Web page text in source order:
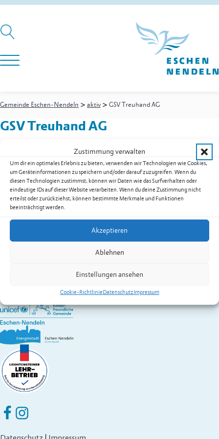
Zustimmung verwalten
Um dir ein optimales Erlebnis zu bieten, verwenden wir Technologien wie Cookies,
um Geräteinformationen zu speichern und/oder darauf zuzugreifen. Wenn du
diesen Technologien zustimmst, können wir Daten wie das Surfverhalten oder
eindeutige IDs auf dieser Website verarbeiten. Wenn du deine Zustimmung nicht
erteilst oder zurückziehst, können bestimmte Merkmale und Funktionen
beeinträchtigt werden.
Akzeptieren
Ablehnen
Einstellungen ansehen
Cookie-RichtlinieDatenschutzImpressum
Gemeinde Eschen-Nendeln > aktiv > GSV Treuhand AG
GSV Treuhand AG
Rheinstrasse 11bPostfach 300
9485Nendeln
Festnetz+423 373 35 55
E-Mailinfo@gsv.li
Webwww.gsv.li
Kontakt:HaslerGünther
Fürstentum Liechtenstein
Eschen Nendeln auf Facebook
Eschen Nendeln auf Instagram